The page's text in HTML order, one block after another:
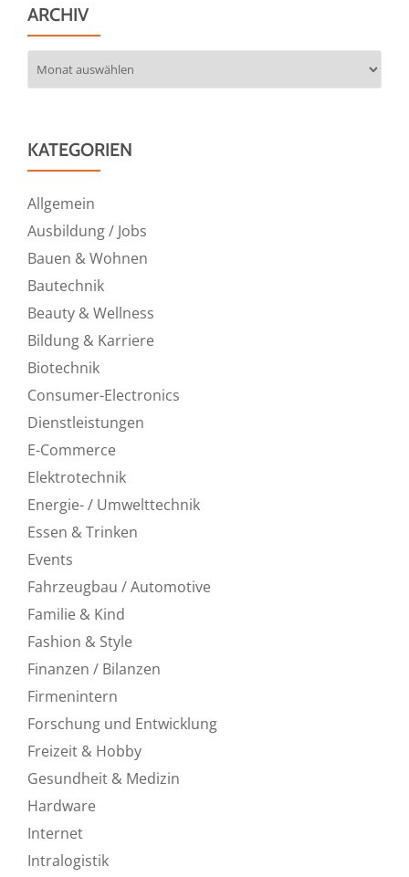
ARCHIV
KATEGORIEN
Allgemein
Ausbildung / Jobs
Bauen & Wohnen
Bautechnik
Beauty & Wellness
Bildung & Karriere
Biotechnik
Consumer-Electronics
Dienstleistungen
E-Commerce
Elektrotechnik
Energie- / Umwelttechnik
Essen & Trinken
Events
Fahrzeugbau / Automotive
Familie & Kind
Fashion & Style
Finanzen / Bilanzen
Firmenintern
Forschung und Entwicklung
Freizeit & Hobby
Gesundheit & Medizin
Hardware
Internet
Intralogistik